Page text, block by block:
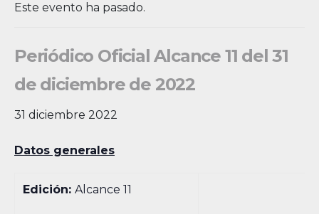
Este evento ha pasado.
Periódico Oficial Alcance 11 del 31
de diciembre de 2022
31 diciembre 2022
Datos generales
Edición:Alcance 11